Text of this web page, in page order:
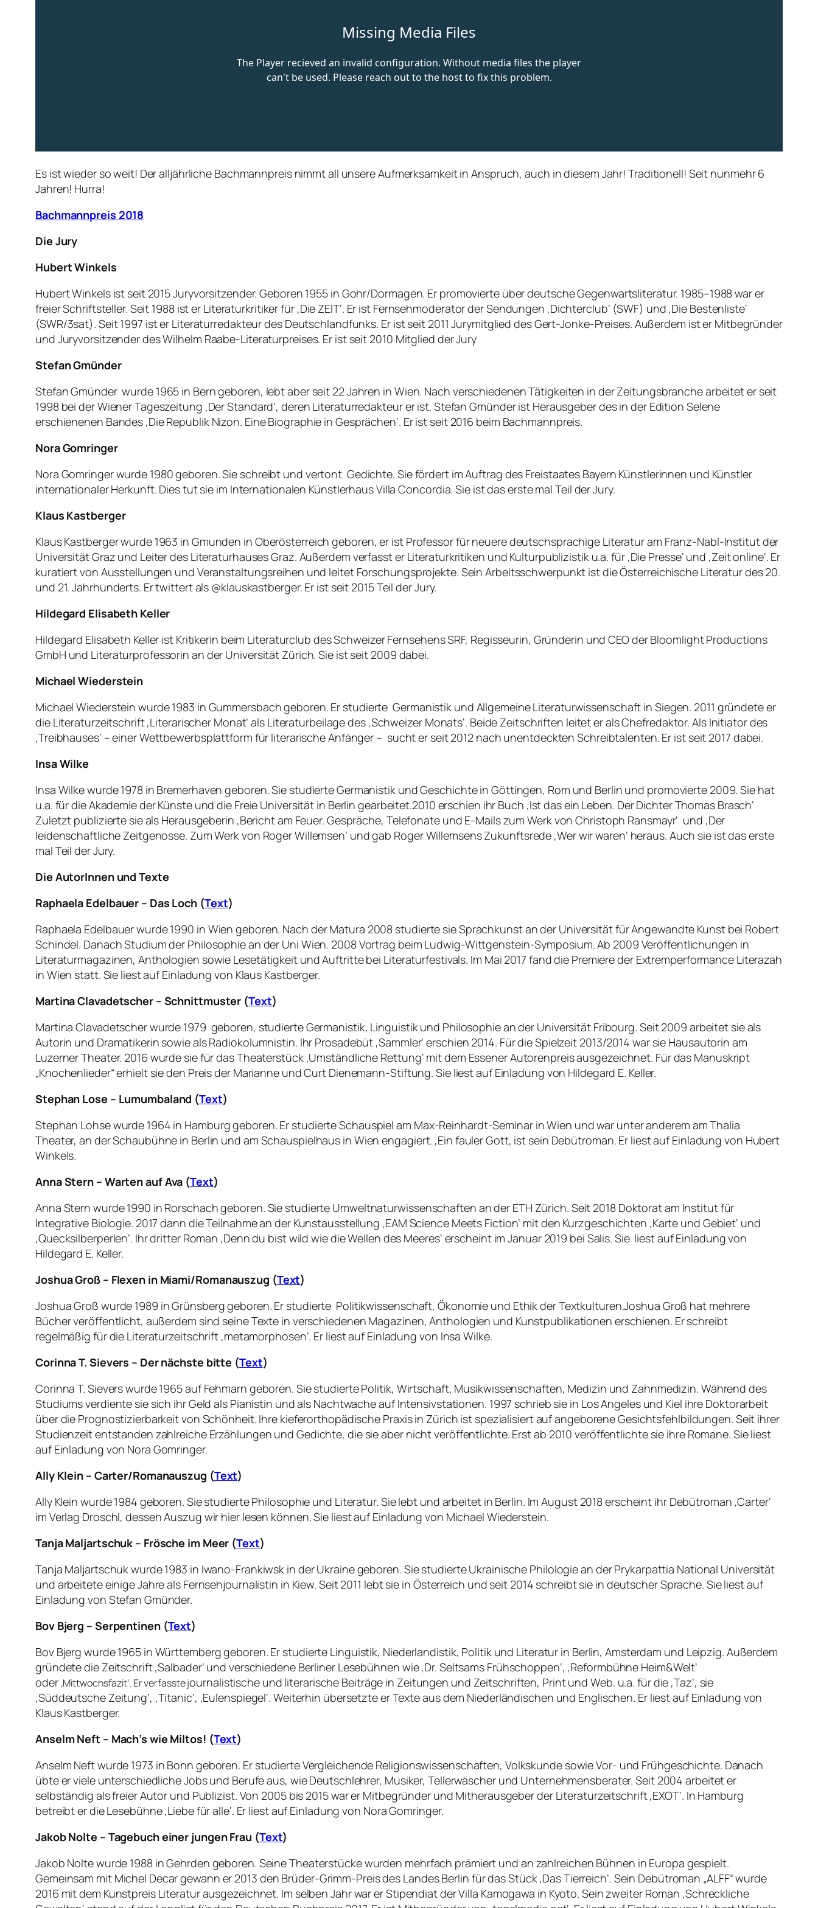
Es ist wieder so weit! Der alljährliche Bachmannpreis nimmt all unsere Aufmerksamkeit in Anspruch, auch in diesem Jahr! Traditionell! Seit nunmehr 6
Jahren! Hurra!
Bachmannpreis 2018
Die Jury
Hubert Winkels
Hubert Winkels ist seit 2015 Juryvorsitzender. Geboren 1955 in Gohr/Dormagen. Er promovierte über deutsche Gegenwartsliteratur. 1985–1988 war er
freier Schriftsteller. Seit 1988 ist er Literaturkritiker für ‚Die ZEIT‘. Er ist Fernsehmoderator der Sendungen ‚Dichterclub‘ (SWF) und ‚Die Bestenliste‘
(SWR/3sat). Seit 1997 ist er Literaturredakteur des Deutschlandfunks. Er ist seit 2011 Jurymitglied des Gert-Jonke-Preises. Außerdem ist er Mitbegründer
und Juryvorsitzender des Wilhelm Raabe-Literaturpreises. Er ist seit 2010 Mitglied der Jury
Stefan Gmünder
Stefan Gmünder wurde 1965 in Bern geboren, lebt aber seit 22 Jahren in Wien. Nach verschiedenen Tätigkeiten in der Zeitungsbranche arbeitet er seit
1998 bei der Wiener Tageszeitung ‚Der Standard‘, deren Literaturredakteur er ist. Stefan Gmünder ist Herausgeber des in der Edition Selene
erschienenen Bandes ‚Die Republik Nizon. Eine Biographie in Gesprächen‘. Er ist seit 2016 beim Bachmannpreis.
Nora Gomringer
Nora Gomringer wurde 1980 geboren. Sie schreibt und vertont Gedichte. Sie fördert im Auftrag des Freistaates Bayern Künstlerinnen und Künstler
internationaler Herkunft. Dies tut sie im Internationalen Künstlerhaus Villa Concordia. Sie ist das erste mal Teil der Jury.
Klaus Kastberger
Klaus Kastberger wurde 1963 in Gmunden in Oberösterreich geboren, er ist Professor für neuere deutschsprachige Literatur am Franz-Nabl-Institut der
Universität Graz und Leiter des Literaturhauses Graz. Außerdem verfasst er Literaturkritiken und Kulturpublizistik u.a. für ‚Die Presse‘ und ‚Zeit online‘. Er
kuratiert von Ausstellungen und Veranstaltungsreihen und leitet Forschungsprojekte. Sein Arbeitsschwerpunkt ist die Österreichische Literatur des 20.
und 21. Jahrhunderts. Er twittert als @klauskastberger. Er ist seit 2015 Teil der Jury.
Hildegard Elisabeth Keller
Hildegard Elisabeth Keller ist Kritikerin beim Literaturclub des Schweizer Fernsehens SRF, Regisseurin, Gründerin und CEO der Bloomlight Productions
GmbH und Literaturprofessorin an der Universität Zürich. Sie ist seit 2009 dabei.
Michael Wiederstein
Michael Wiederstein wurde 1983 in Gummersbach geboren. Er studierte Germanistik und Allgemeine Literaturwissenschaft in Siegen. 2011 gründete er
die Literaturzeitschrift ‚Literarischer Monat‘ als Literaturbeilage des ‚Schweizer Monats‘. Beide Zeitschriften leitet er als Chefredaktor. Als Initiator des
‚Treibhauses‘ – einer Wettbewerbsplattform für literarische Anfänger – sucht er seit 2012 nach unentdeckten Schreibtalenten. Er ist seit 2017 dabei.
Insa Wilke
Insa Wilke wurde 1978 in Bremerhaven geboren. Sie studierte Germanistik und Geschichte in Göttingen, Rom und Berlin und promovierte 2009. Sie hat
u.a. für die Akademie der Künste und die Freie Universität in Berlin gearbeitet.2010 erschien ihr Buch ‚Ist das ein Leben. Der Dichter Thomas Brasch‘
Zuletzt publizierte sie als Herausgeberin ‚Bericht am Feuer. Gespräche, Telefonate und E-Mails zum Werk von Christoph Ransmayr‘ und ‚Der
leidenschaftliche Zeitgenosse. Zum Werk von Roger Willemsen‘ und gab Roger Willemsens Zukunftsrede ‚Wer wir waren‘ heraus. Auch sie ist das erste
mal Teil der Jury.
Die AutorInnen und Texte
Raphaela Edelbauer – Das Loch (Text)
Raphaela Edelbauer wurde 1990 in Wien geboren. Nach der Matura 2008 studierte sie Sprachkunst an der Universität für Angewandte Kunst bei Robert
Schindel. Danach Studium der Philosophie an der Uni Wien. 2008 Vortrag beim Ludwig-Wittgenstein-Symposium. Ab 2009 Veröffentlichungen in
Literaturmagazinen, Anthologien sowie Lesetätigkeit und Auftritte bei Literaturfestivals. Im Mai 2017 fand die Premiere der Extremperformance Literazah
in Wien statt. Sie liest auf Einladung von Klaus Kastberger.
Martina Clavadetscher – Schnittmuster (Text)
Martina Clavadetscher wurde 1979 geboren, studierte Germanistik, Linguistik und Philosophie an der Universität Fribourg. Seit 2009 arbeitet sie als
Autorin und Dramatikerin sowie als Radiokolumnistin. Ihr Prosadebüt ‚Sammler‘ erschien 2014. Für die Spielzeit 2013/2014 war sie Hausautorin am
Luzerner Theater. 2016 wurde sie für das Theaterstück ‚Umständliche Rettung‘ mit dem Essener Autorenpreis ausgezeichnet. Für das Manuskript
„Knochenlieder“ erhielt sie den Preis der Marianne und Curt Dienemann-Stiftung. Sie liest auf Einladung von Hildegard E. Keller.
Stephan Lose – Lumumbaland (Text)
Stephan Lohse wurde 1964 in Hamburg geboren. Er studierte Schauspiel am Max-Reinhardt-Seminar in Wien und war unter anderem am Thalia
Theater, an der Schaubühne in Berlin und am Schauspielhaus in Wien engagiert. ‚Ein fauler Gott‚ ist sein Debütroman. Er liest auf Einladung von Hubert
Winkels.
Anna Stern – Warten auf Ava (Text)
Anna Stern wurde 1990 in Rorschach geboren. Sie studierte Umweltnaturwissenschaften an der ETH Zürich. Seit 2018 Doktorat am Institut für
Integrative Biologie. 2017 dann die Teilnahme an der Kunstausstellung ‚EAM Science Meets Fiction‘ mit den Kurzgeschichten ‚Karte und Gebiet‘ und
‚Quecksilberperlen‘. Ihr dritter Roman ‚Denn du bist wild wie die Wellen des Meeres‘ erscheint im Januar 2019 bei Salis. Sie liest auf Einladung von
Hildegard E. Keller.
Joshua Groß – Flexen in Miami/Romanauszug (Text)
Joshua Groß wurde 1989 in Grünsberg geboren. Er studierte Politikwissenschaft, Ökonomie und Ethik der Textkulturen.Joshua Groß hat mehrere
Bücher veröffentlicht, außerdem sind seine Texte in verschiedenen Magazinen, Anthologien und Kunstpublikationen erschienen. Er schreibt
regelmäßig für die Literaturzeitschrift ‚metamorphosen‘. Er liest auf Einladung von Insa Wilke.
Corinna T. Sievers – Der nächste bitte (Text)
Corinna T. Sievers wurde 1965 auf Fehmarn geboren. Sie studierte Politik, Wirtschaft, Musikwissenschaften, Medizin und Zahnmedizin. Während des
Studiums verdiente sie sich ihr Geld als Pianistin und als Nachtwache auf Intensivstationen. 1997 schrieb sie in Los Angeles und Kiel ihre Doktorarbeit
über die Prognostizierbarkeit von Schönheit. Ihre kieferorthopädische Praxis in Zürich ist spezialisiert auf angeborene Gesichtsfehlbildungen. Seit ihrer
Studienzeit entstanden zahlreiche Erzählungen und Gedichte, die sie aber nicht veröffentlichte. Erst ab 2010 veröffentlichte sie ihre Romane. Sie liest
auf Einladung von Nora Gomringer.
Ally Klein – Carter/Romanauszug (Text)
Ally Klein wurde 1984 geboren. Sie studierte Philosophie und Literatur. Sie lebt und arbeitet in Berlin. Im August 2018 erscheint ihr Debütroman ‚Carter‘
im Verlag Droschl, dessen Auszug wir hier lesen können. Sie liest auf Einladung von Michael Wiederstein.
Tanja Maljartschuk – Frösche im Meer (Text)
Tanja Maljartschuk wurde 1983 in Iwano-Frankiwsk in der Ukraine geboren. Sie studierte Ukrainische Philologie an der Prykarpattia National Universität
und arbeitete einige Jahre als Fernsehjournalistin in Kiew. Seit 2011 lebt sie in Österreich und seit 2014 schreibt sie in deutscher Sprache. Sie liest auf
Einladung von Stefan Gmünder.
Bov Bjerg – Serpentinen (Text)
Bov Bjerg wurde 1965 in Württemberg geboren. Er studierte Linguistik, Niederlandistik, Politik und Literatur in Berlin, Amsterdam und Leipzig. Außerdem
gründete die Zeitschrift ‚Salbader‘ und verschiedene Berliner Lesebühnen wie ‚Dr. Seltsams Frühschoppen‘, ‚Reformbühne Heim&Welt‘
oder ‚Mittwochsfazit‘. Er verfasste journalistische und literarische Beiträge in Zeitungen und Zeitschriften, Print und Web. u.a. für die ‚Taz‘, sie
‚Süddeutsche Zeitung‘, ‚Titanic‘, ‚Eulenspiegel‘. Weiterhin übersetzte er Texte aus dem Niederländischen und Englischen. Er liest auf Einladung von
Klaus Kastberger.
Anselm Neft – Mach’s wie Miltos! (Text)
Anselm Neft wurde 1973 in Bonn geboren. Er studierte Vergleichende Religionswissenschaften, Volkskunde sowie Vor- und Frühgeschichte. Danach
übte er viele unterschiedliche Jobs und Berufe aus, wie Deutschlehrer, Musiker, Tellerwäscher und Unternehmensberater. Seit 2004 arbeitet er
selbständig als freier Autor und Publizist. Von 2005 bis 2015 war er Mitbegründer und Mitherausgeber der Literaturzeitschrift ‚EXOT‘. In Hamburg
betreibt er die Lesebühne ‚Liebe für alle‘. Er liest auf Einladung von Nora Gomringer.
Jakob Nolte – Tagebuch einer jungen Frau (Text)
Jakob Nolte wurde 1988 in Gehrden geboren. Seine Theaterstücke wurden mehrfach prämiert und an zahlreichen Bühnen in Europa gespielt.
Gemeinsam mit Michel Decar gewann er 2013 den Brüder-Grimm-Preis des Landes Berlin für das Stück ‚Das Tierreich‘. Sein Debütroman „ALFF“ wurde
2016 mit dem Kunstpreis Literatur ausgezeichnet. Im selben Jahr war er Stipendiat der Villa Kamogawa in Kyoto. Sein zweiter Roman ‚Schreckliche